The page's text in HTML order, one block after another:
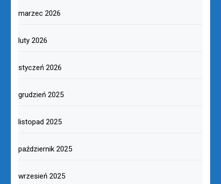
marzec 2026
luty 2026
styczeń 2026
grudzień 2025
listopad 2025
październik 2025
wrzesień 2025